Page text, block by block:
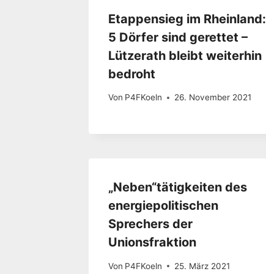
Etappensieg im Rheinland:
5 Dörfer sind gerettet –
Lützerath bleibt weiterhin
bedroht
Von P4FKoeln 26. November 2021
„Neben“tätigkeiten des
energiepolitischen
Sprechers der
Unionsfraktion
Von P4FKoeln 25. März 2021